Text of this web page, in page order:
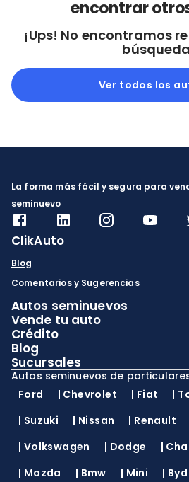
encontrar
¡Ups! No encontramos
Ver todos los
La forma más fácil y segura para
seminuevo
ClikAuto
Blog
Comentarios y Sugerencias
Autos seminuevos
Vende tu auto
Crédito
Blog
Sucursales
Autos seminuevos de
Ford
| Chevrolet | Fiat |
| Suzuki | Nissan | Renault
| Volkswagen | Dodge |
| Mazda | Bmw | Mini | Byd